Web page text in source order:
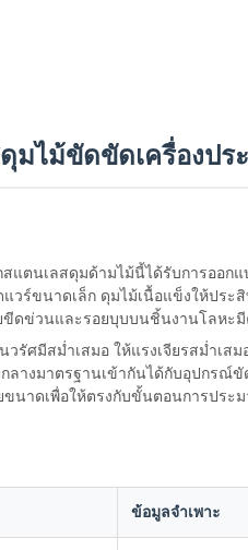
มไม้ขัดขัดเครื่องปร
แตนเลสดุมด้ามไม้นี้ได้รับการออก
วร์ขนาดเล็ก ดุมไม้เนื้อแข็งให้ปร
ขีดข่วนและรอยบุบบนชิ้นงานโลหะ
รัศมีสม่ำเสมอ ให้แรงเจียรสม่ำเ
ลางมาตรฐานเข้ากันได้กับอุปกรณ์
นาดเพื่อให้ตรงกับขั้นตอนการประ
ข้อมูลจำเพาะ